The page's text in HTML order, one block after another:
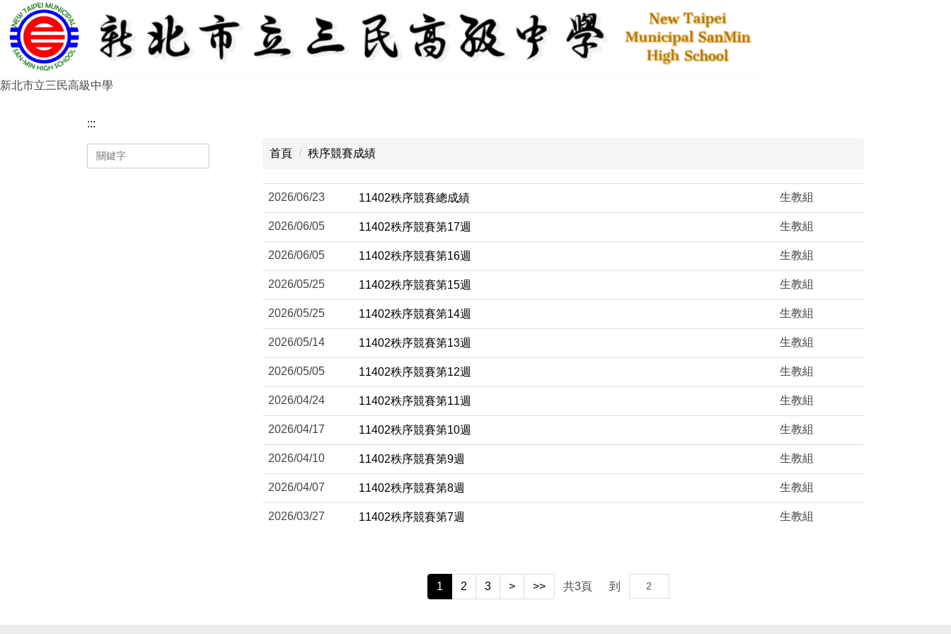
到
主
要
內
新北市立三民高級中學
:::
首頁 秩序競賽成績
2026/06/23 11402秩序競賽總成績 生教組
2026/06/05 11402秩序競賽第17週 生教組
2026/06/05 11402秩序競賽第16週 生教組
2026/05/25 11402秩序競賽第15週 生教組
2026/05/25 11402秩序競賽第14週 生教組
2026/05/14 11402秩序競賽第13週 生教組
2026/05/05 11402秩序競賽第12週 生教組
2026/04/24 11402秩序競賽第11週 生教組
2026/04/17 11402秩序競賽第10週 生教組
2026/04/10 11402秩序競賽第9週 生教組
2026/04/07 11402秩序競賽第8週 生教組
2026/03/27 11402秩序競賽第7週 生教組
1 2 3 > >> 共3頁 到